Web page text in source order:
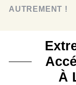
AUTREMENT !
À